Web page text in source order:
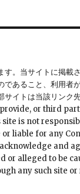
。当サイトに掲載
あること、利用者
イトは当該リンク
provide, or third
site is not
liable for any
and
alleged to be
any such site or